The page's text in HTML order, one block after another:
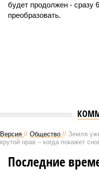
будет продолжен - сразу
преобразовать.
Версия // Общество // Земля
крутой нрав – когда покажет
Последние